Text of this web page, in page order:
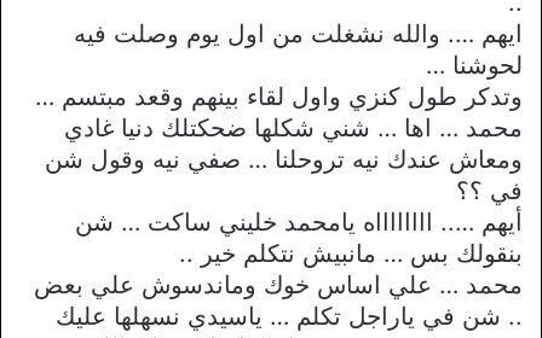
ايهم …. والله نشغلت من اول يوم وصلت فيه
لحوشنا …
وتدكر طول كنزي واول لقاء بينهم وقعد مبتسم …
محمد … اها … شني شكلها ضحكتلك دنيا غادي
ومعاش عندك نيه تروحلنا … صفي نيه وقول شن
في ؟؟
أيهم ….. ااااااااه يامحمد خليني ساكت … شن
بنقولك بس … مانبيش نتكلم خير ..
محمد … علي اساس خوك وماندسوش علي بعض
.. شن في ياراجل تكلم … ياسيدي نسهلها عليك